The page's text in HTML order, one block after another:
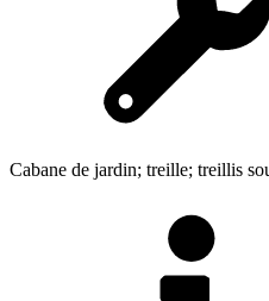
Cabane de jardin; treille; treillis